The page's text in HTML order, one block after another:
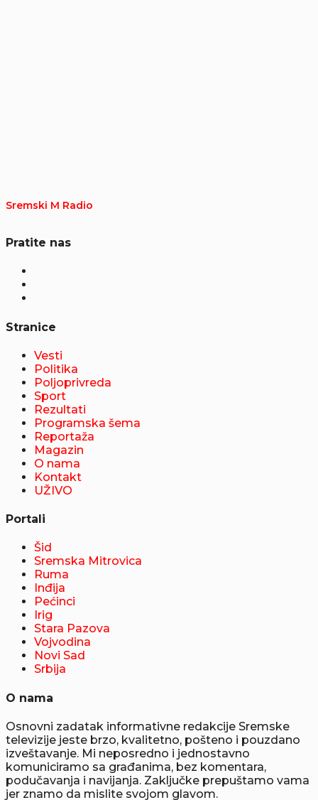
Sremski M Radio
Pratite nas
Stranice
Vesti
Politika
Poljoprivreda
Sport
Rezultati
Programska šema
Reportaža
Magazin
O nama
Kontakt
UŽIVO
Portali
Šid
Sremska Mitrovica
Ruma
Inđija
Pećinci
Irig
Stara Pazova
Vojvodina
Novi Sad
Srbija
O nama
Osnovni zadatak informativne redakcije Sremske
televizije jeste brzo, kvalitetno, pošteno i pouzdano
izveštavanje. Mi neposredno i jednostavno
komuniciramo sa građanima, bez komentara,
podučavanja i navijanja. Zaključke prepuštamo vama
jer znamo da mislite svojom glavom.